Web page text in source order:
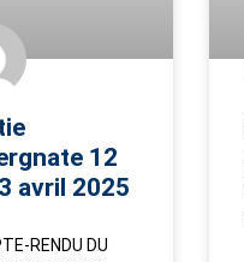
12
avril 2025
RENDU DU